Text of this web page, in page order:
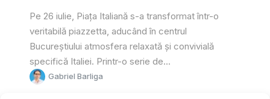
Pe 26 iulie, Piața Italiană s-a transformat într-o
veritabilă piazzetta, aducând în centrul
Bucureștiului atmosfera relaxată și convivială
specifică Italiei. Printr-o serie de...
Gabriel Barliga